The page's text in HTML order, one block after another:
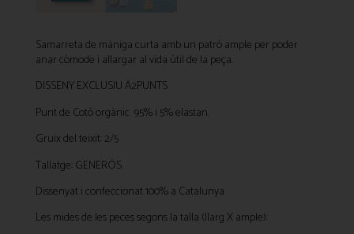
Samarreta de màniga curta amb un patró ample per poder
anar còmode i allargar al vida útil de la peça.
DISSENY EXCLUSIU Ä2PUNTS
Punt de Cotó orgànic 95% i 5% elastan.
Gruix del teixit: 2/5
Tallatge: GENERÓS
Dissenyat i confeccionat 100% a Catalunya
Les mides de les peces segons la talla (llarg X ample):